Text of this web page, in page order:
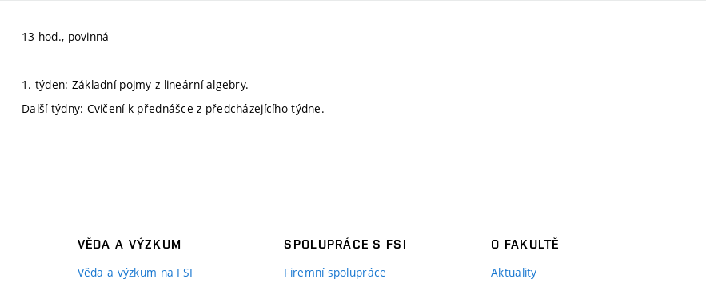
13 hod., povinná
1. týden: Základní pojmy z lineární algebry.
Další týdny: Cvičení k přednášce z předcházejícího týdne.
VĚDA A VÝZKUM
Věda a výzkum na FSI
SPOLUPRÁCE S FSI
Firemní spolupráce
O FAKULTĚ
Aktuality